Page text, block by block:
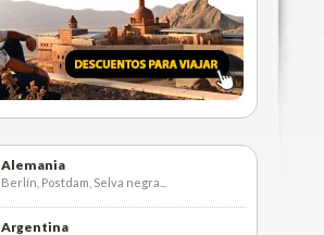
Alemania
Berlín, Postdam, Selva negra...
Argentina